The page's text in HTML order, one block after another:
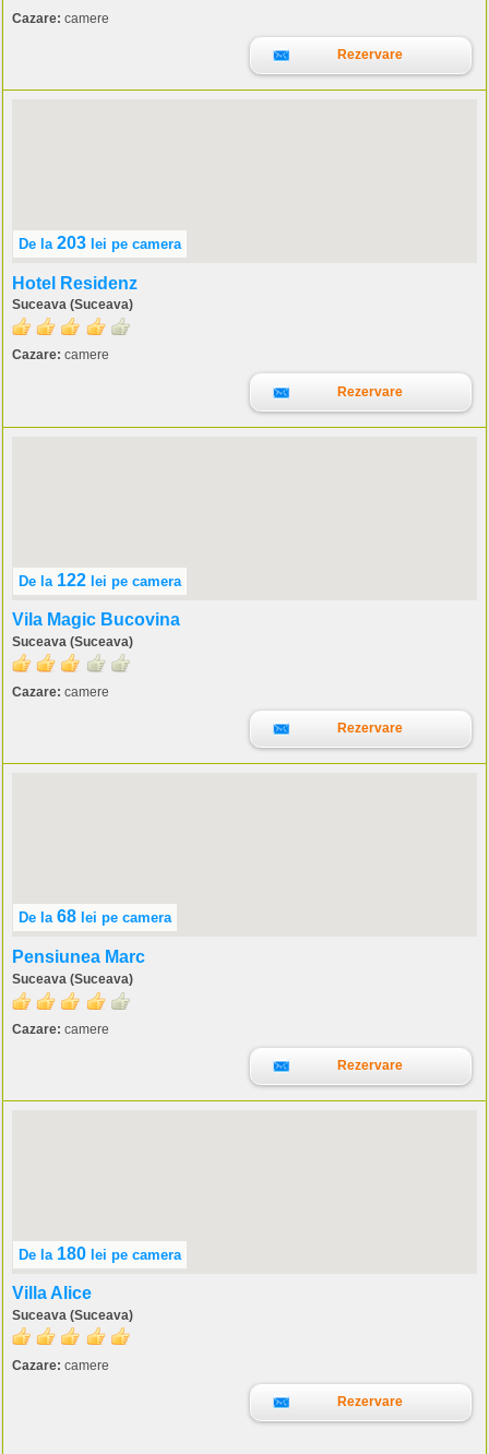
Cazare: camere
Rezervare
De la 203 lei pe camera
Hotel Residenz
Suceava (Suceava)
Cazare: camere
Rezervare
De la 122 lei pe camera
Vila Magic Bucovina
Suceava (Suceava)
Cazare: camere
Rezervare
De la 68 lei pe camera
Pensiunea Marc
Suceava (Suceava)
Cazare: camere
Rezervare
De la 180 lei pe camera
Villa Alice
Suceava (Suceava)
Cazare: camere
Rezervare